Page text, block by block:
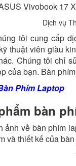
Vivobook 17
tôi cung cấp
thuật viên giàu
Chúng tôi chỉ
của bạn. Bàn
Phím Laptop
bàn
ảnh về bàn phím
và thiết kế của